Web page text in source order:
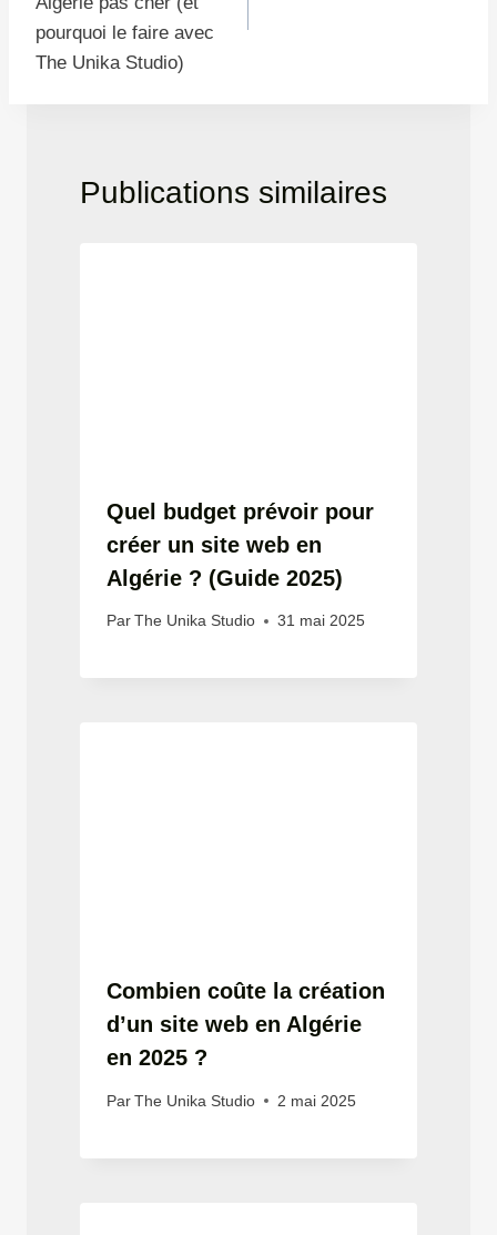
pourquoi le faire avec
The Unika Studio)
Publications similaires
Quel budget prévoir pour
créer un site web en
Algérie ? (Guide 2025)
Par The Unika Studio 31 mai 2025
Combien coûte la création
d’un site web en Algérie
en 2025 ?
Par The Unika Studio 2 mai 2025